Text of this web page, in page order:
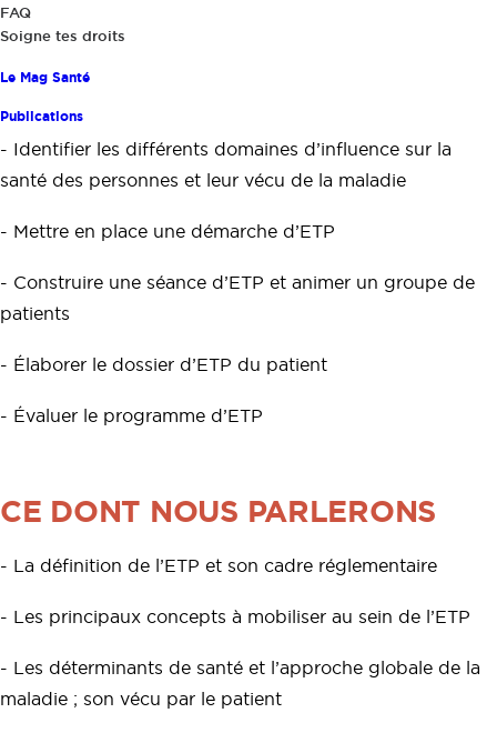
FAQ
Soigne tes droits
Le Mag Santé
Publications
thérapeutique du patient
- Connaître le cadre législatif de l’ETP du patient et en
- Identifier les différents domaines d’influence sur la
santé des personnes et leur vécu de la maladie
- Mettre en place une démarche d’ETP
- Construire une séance d’ETP et animer un groupe de
patients
- Élaborer le dossier d’ETP du patient
- Évaluer le programme d’ETP
CE DONT NOUS PARLERONS
- La définition de l’ETP et son cadre réglementaire
- Les principaux concepts à mobiliser au sein de l’ETP
- Les déterminants de santé et l’approche globale de la
maladie ; son vécu par le patient